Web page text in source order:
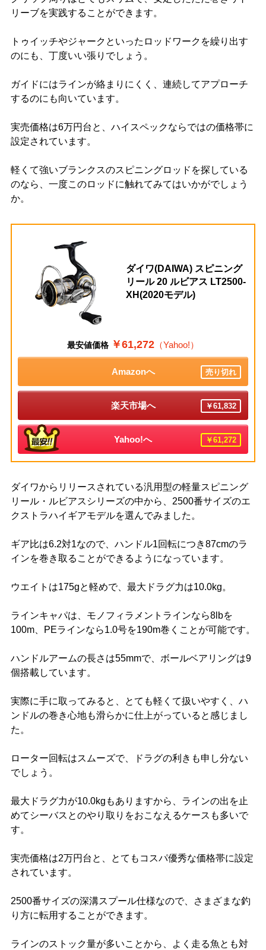
リーブを実践することができます。
トゥイッチやジャークといったロッドワークを繰り出す
のにも、丁度いい張りでしょう。
ガイドにはラインが絡まりにくく、連続してアプローチ
するのにも向いています。
実売価格は6万円台と、ハイスペックならではの価格帯に
設定されています。
軽くて強いブランクスのスピニングロッドを探している
のなら、一度このロッドに触れてみてはいかがでしょう
か。
ダイワ(DAIWA) スピニング
リール 20 ルビアス LT2500-
XH(2020モデル)
最安値価格 ￥61,272 （Yahoo!）
Amazonへ 売り切れ
楽天市場へ ￥61,832
Yahoo!へ ￥61,272
ダイワからリリースされている汎用型の軽量スピニング
リール・ルビアスシリーズの中から、2500番サイズのエ
クストラハイギアモデルを選んでみました。
ギア比は6.2対1なので、ハンドル1回転につき87cmのラ
インを巻き取ることができるようになっています。
ウエイトは175gと軽めで、最大ドラグ力は10.0kg。
ラインキャパは、モノフィラメントラインなら8lbを
100m、PEラインなら1.0号を190m巻くことが可能です。
ハンドルアームの長さは55mmで、ボールベアリングは9
個搭載しています。
実際に手に取ってみると、とても軽くて扱いやすく、ハ
ンドルの巻き心地も滑らかに仕上がっていると感じまし
た。
ローター回転はスムーズで、ドラグの利きも申し分ない
でしょう。
最大ドラグ力が10.0kgもありますから、ラインの出を止
めてシーバスとのやり取りをおこなえるケースも多いで
す。
実売価格は2万円台と、とてもコスパ優秀な価格帯に設定
されています。
2500番サイズの深溝スプール仕様なので、さまざまな釣
り方に転用することができます。
ラインのストック量が多いことから、よく走る魚とも対